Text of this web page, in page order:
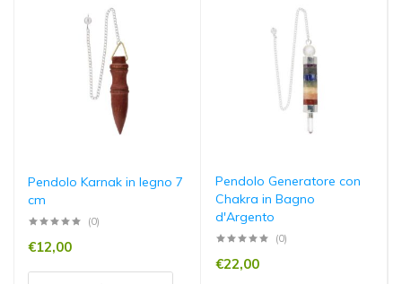
Pendolo Karnak in legno 7
cm
(0)
€12,00
Pendolo Generatore con
Chakra in Bagno
d'Argento
(0)
€22,00